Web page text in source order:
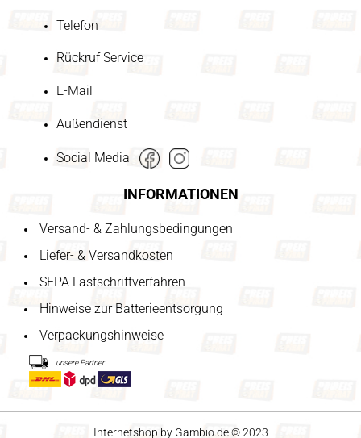
Telefon
Rückruf Service
E-Mail
Außendienst
Social Media
INFORMATIONEN
Versand- & Zahlungsbedingungen
Liefer- & Versandkosten
SEPA Lastschriftverfahren
Hinweise zur Batterieentsorgung
Verpackungshinweise
unsere Partner
Internetshop by Gambio.de © 2023